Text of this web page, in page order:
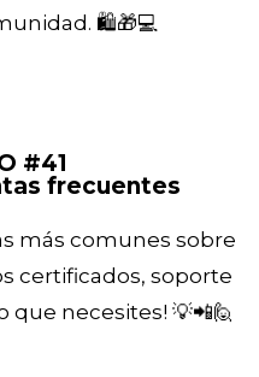
🛍️🎁💻
#41
frecuentes
más comunes sobre
certificados, soporte
que necesites! 💡📲🙋